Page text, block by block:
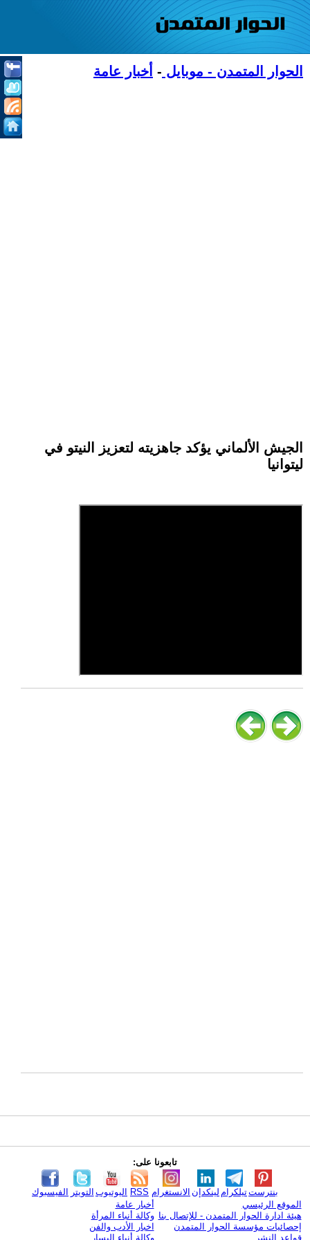
الحوار المتمدن - موبايل - أخبار عامة
الجيش الألماني يؤكد جاهزيته لتعزيز النيتو في
ليتوانيا
تابعونا على:
الفيسبوك التويتر اليوتيوب RSS الانستغرام لينكدإن تيلكرامبنترست
الموقع الرئيسي
هيئة ادارة الحوار المتمدن - للإتصال بنا
إحصائيات مؤسسة الحوار المتمدن
قواعد النشر
أخبار عامة
وكالة أنباء المرأة
اخبار الأدب والفن
وكالة أنباء اليسار